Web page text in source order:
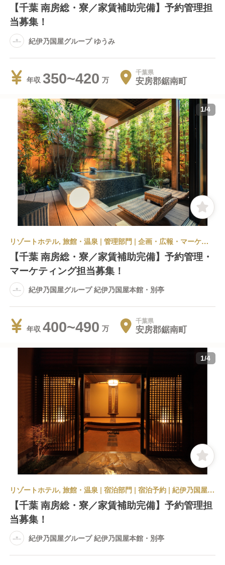
【千葉 南房総・寮／家賃補助完備】予約管理担
当募集！
紀伊乃国屋グループ ゆうみ
年収 350~420 千葉県
安房郡鋸南町
1/4
リゾートホテル, 旅館・温泉 | 管理部門 | 企画・広報・マーケティング | 紀伊乃国屋グループ 紀伊乃国屋本館・別亭
【千葉 南房総・寮／家賃補助完備】予約管理・
マーケティング担当募集！
紀伊乃国屋グループ 紀伊乃国屋本館・別亭
年収 400~490 千葉県
安房郡鋸南町
1/4
リゾートホテル, 旅館・温泉 | 宿泊部門 | 宿泊予約 | 紀伊乃国屋グループ 紀伊乃国屋本館・別亭
【千葉 南房総・寮／家賃補助完備】予約管理担
当募集！
紀伊乃国屋グループ 紀伊乃国屋本館・別亭